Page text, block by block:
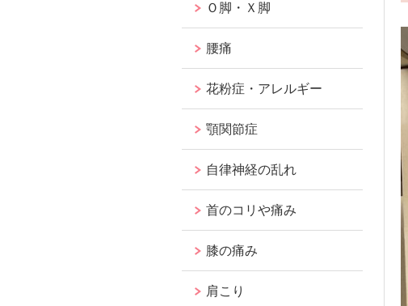
Ｏ脚・Ｘ脚
腰痛
花粉症・アレルギー
顎関節症
自律神経の乱れ
首のコリや痛み
膝の痛み
肩こり